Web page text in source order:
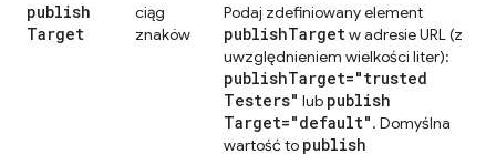
publish
Target
ciąg
znaków
Podaj zdefiniowany element
publishTargetw adresie URL (z
uwzględnieniem wielkości liter):
publishTarget="trusted
Testers" lub publish
Target="default". Domyślna
wartość to publish